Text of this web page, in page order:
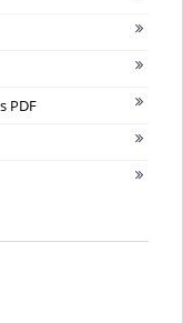
PDF